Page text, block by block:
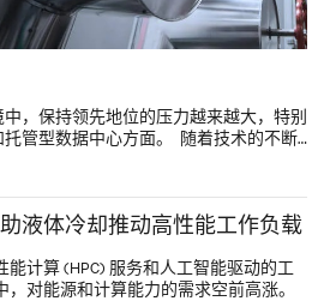
，保持领先地位的压力越来越大，特别
管型数据中心方面。 随着技术的不断
管理数据中心内的温度已经成为并将继
液体冷却推动高性能工作负载
能计算 (HPC) 服务和人工智能驱动的工
，对能源和计算能力的需求空前高涨。